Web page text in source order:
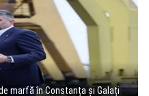
marfă în Constanța și Galați